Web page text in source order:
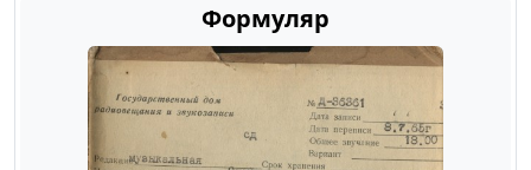
Формуляр